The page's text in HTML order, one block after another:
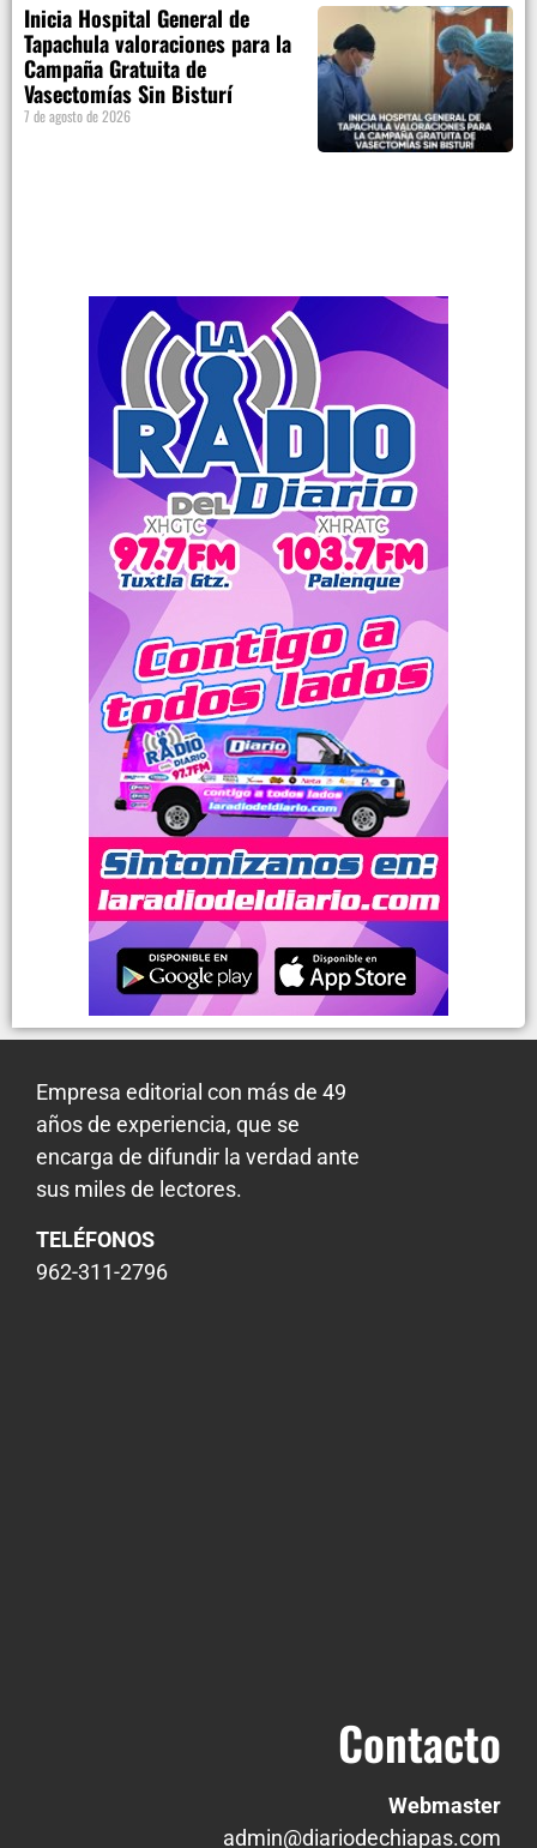
Inicia Hospital General de
Tapachula valoraciones para la
Campaña Gratuita de
Vasectomías Sin Bisturí
7 de agosto de 2026
Empresa editorial con más de 49
años de experiencia, que se
encarga de difundir la verdad ante
sus miles de lectores.
TELÉFONOS
962-311-2796
Contacto
Webmaster
admin@diariodechiapas.com